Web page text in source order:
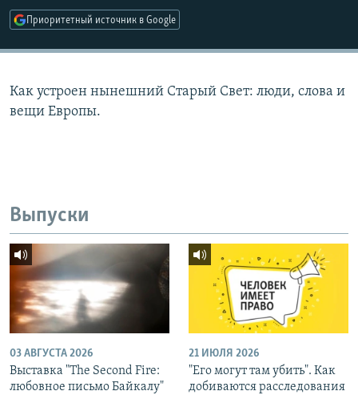
Все сайты РСЕ/РС
Приоритетный источник в Google
Как устроен нынешний Старый Свет: люди, слова и
вещи Европы.
Выпуски
03 АВГУСТА 2026
Выставка "The Second Fire:
любовное письмо Байкалу"
21 ИЮЛЯ 2026
"Его могут там убить". Как
добиваются расследования